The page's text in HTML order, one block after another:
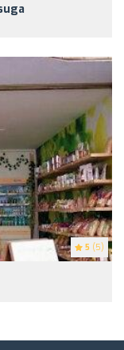
5 (5)